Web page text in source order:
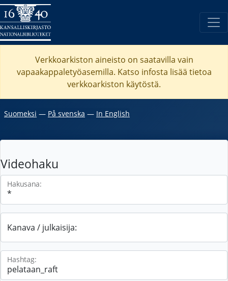
Verkkoarkiston aineisto on saatavilla vain
vapaakappaletyöasemilla. Katso infosta lisää tietoa
verkkoarkiston käytöstä.
Suomeksi ― På svenska ― In English
Videohaku
Hakusana:
Kanava / julkaisija:
Hashtag: